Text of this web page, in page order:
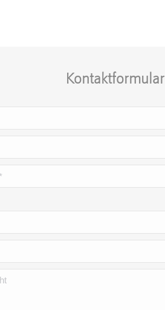
Kontaktformular